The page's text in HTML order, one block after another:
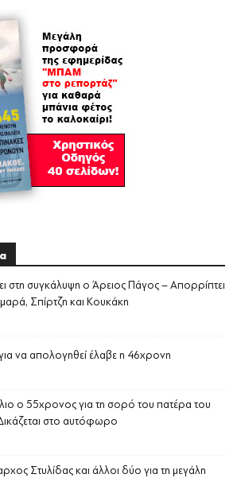
στη συγκάλυψη ο Άρειος Πάγος – Απορρίπτει
Σπίρτζη και Κουκάκη
να απολογηθεί έλαβε η 46χρονη
ο 55χρονος για τη σορό του πατέρα του
στο αυτόφωρο
Στυλίδας και άλλοι δύο για τη μεγάλη